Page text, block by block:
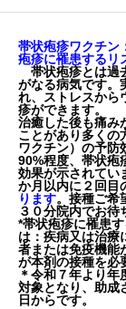
帯状疱疹ワクチン
疱疹に罹患するリ
帯状疱疹とは過
がなる病気です。
れ、ストレスから
疹ができます。
治癒した後も痛み
ことがあり多くの
ワクチン）の予防
90%程度、帯状疱
効果が示されてい
か月以内に２回目
ります。接種ご希
３０分院内でお待
*帯状疱疹に罹患
は：疾病又は治療
者または免疫機
が本剤の接種を必
＊令和７年より
対象となり、助成
日からです。